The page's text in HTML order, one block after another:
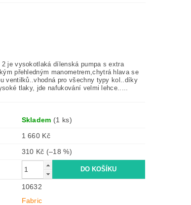
2je vysokotlaká dílenská pumpa s extra
přehledným manometrem,chytrá hlava se
ventilků..vhodná pro všechny typy kol..díky
tlaky, jde nafukování velmi lehce.....
Skladem (1 ks)
1 660 Kč
310 Kč (–18 %)
10632
Fabric